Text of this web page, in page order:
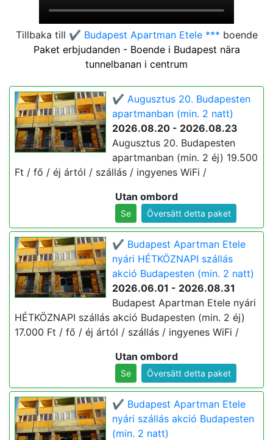
Tillbaka till ✔️ Budapest Apartman Etele *** boende
Paket erbjudanden - Boende i Budapest nära
tunnelbanan i centrum
✔️ Augusztus 20. Budapesten
apartmanban (min. 2 natt)
2026.08.20 - 2026.08.23
Augusztus 20. Budapesten
apartmanban (min. 2 éj) 19.500
Ft / fő / éj ártól / szállás / ingyenes WiFi /
Utan ombord
Se Översätt detta paket
✔️ Budapest Apartman Etele
nyári HÉTKÖZNAPI szállás
akció Budapesten (min. 2 natt)
2026.06.01 - 2026.08.31
Budapest Apartman Etele nyári
HÉTKÖZNAPI szállás akció Budapesten (min. 2 éj)
17.000 Ft / fő / éj ártól / szállás / ingyenes WiFi /
Utan ombord
Se Översätt detta paket
✔️ Budapest Apartman Etele
nyári szállás akció Budapesten
(min. 2 natt)